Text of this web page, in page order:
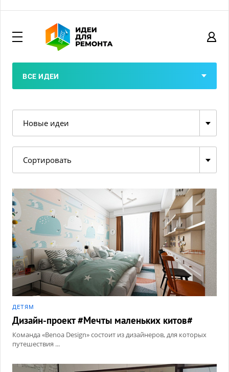
ВСЕ ИДЕИ
Новые идеи
Сортировать
ДЕТЯМ
Дизайн-проект #Мечты маленьких китов#
Команда «Benoa Design» состоит из дизайнеров, для которых
путешествия ...